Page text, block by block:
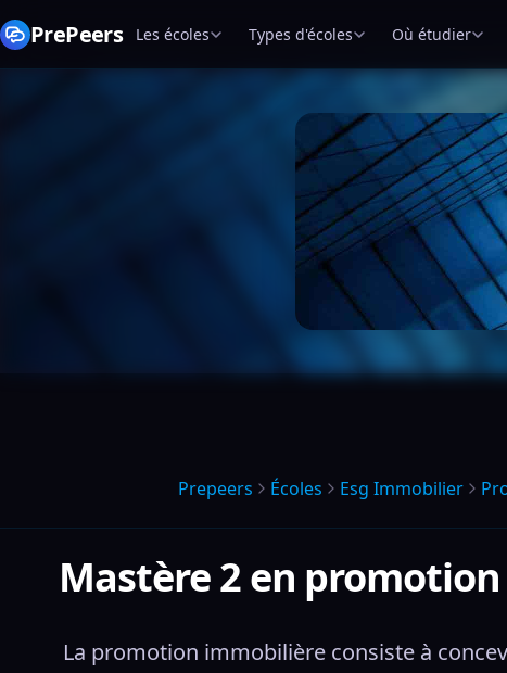
PrePeers Les écoles Types d'écoles Où étudier
Prepeers Écoles Esg Immobilier
Mastère 2 en
La promotion immobilière consiste à